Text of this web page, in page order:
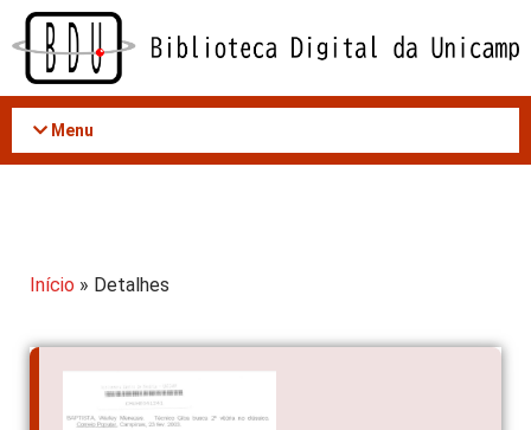
Acessar
conteúdo
Menu
Início » Detalhes